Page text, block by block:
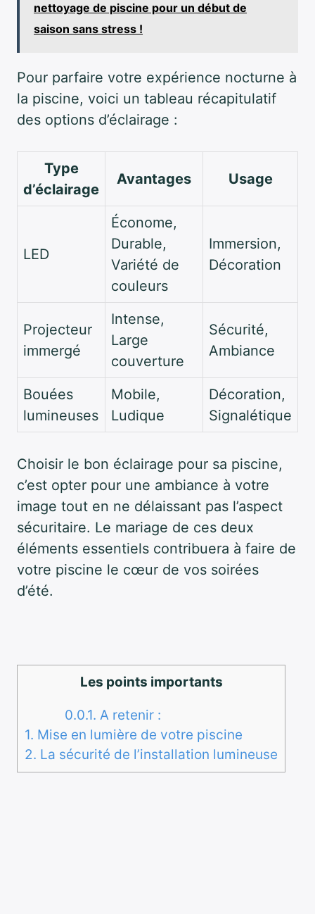
nettoyage de piscine pour un début de
saison sans stress !
Pour parfaire votre expérience nocturne à
la piscine, voici un tableau récapitulatif
des options d’éclairage :
Type
d’éclairage
Avantages Usage
LED
Économe,
Durable,
Variété de
couleurs
Immersion,
Décoration
Projecteur
immergé
Intense,
Large
couverture
Sécurité,
Ambiance
Bouées
lumineuses
Mobile,
Ludique
Décoration,
Signalétique
Choisir le bon éclairage pour sa piscine,
c’est opter pour une ambiance à votre
image tout en ne délaissant pas l’aspect
sécuritaire. Le mariage de ces deux
éléments essentiels contribuera à faire de
votre piscine le cœur de vos soirées
d’été.
Les points importants
0.0.1. A retenir :
1. Mise en lumière de votre piscine
2. La sécurité de l’installation lumineuse